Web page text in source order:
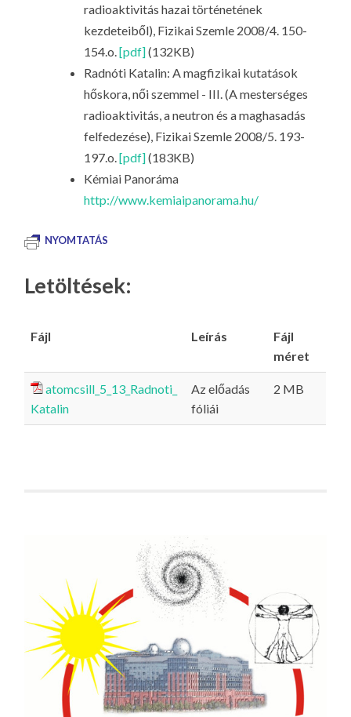
radioaktivitás hazai történetének
kezdeteiből), Fizikai Szemle 2008/4. 150-
154.o. [pdf](132KB)
Radnóti Katalin: A magfizikai kutatások
hőskora, női szemmel - III. (A mesterséges
radioaktivitás, a neutron és a maghasadás
felfedezése), Fizikai Szemle 2008/5. 193-
197.o. [pdf](183KB)
Kémiai Panoráma
http://www.kemiaipanorama.hu/
NYOMTATÁS
Letöltések:
Fájl Leírás
Fájl
méret
atomcsill_5_13_Radnoti_
Katalin
Az előadás
fóliái
2 MB